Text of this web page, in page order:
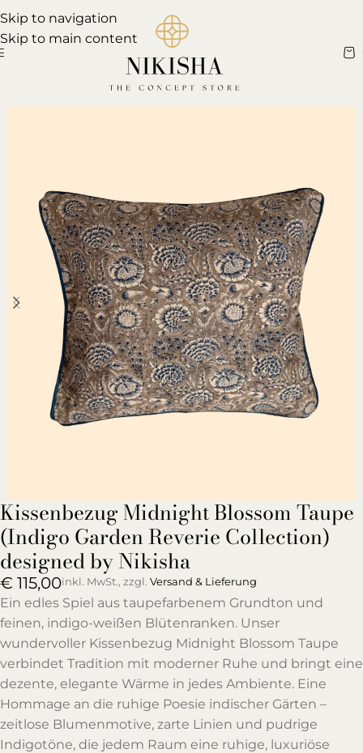
Skip to navigation
Skip to main content
Kissenbezug Midnight Blossom Taupe
(Indigo Garden Reverie Collection)
designed by Nikisha
€ 115,00inkl. MwSt., zzgl. Versand & Lieferung
Ein edles Spiel aus taupefarbenem Grundton und
feinen, indigo-weißen Blütenranken. Unser
wundervoller Kissenbezug Midnight Blossom Taupe
verbindet Tradition mit moderner Ruhe und bringt eine
dezente, elegante Wärme in jedes Ambiente. Eine
Hommage an die ruhige Poesie indischer Gärten –
zeitlose Blumenmotive, zarte Linien und pudrige
Indigotöne, die jedem Raum eine ruhige, luxuriöse